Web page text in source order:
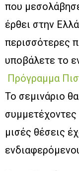
που
έρθει στην
περισσότερες
υποβάλετε το
Πρόγραμμα
Το σεμινάριο
συμμετέχοντες
μισές θέσεις